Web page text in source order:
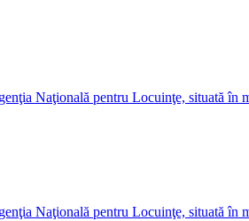
Naţională pentru Locuinţe, situată
Naţională pentru Locuinţe, situată